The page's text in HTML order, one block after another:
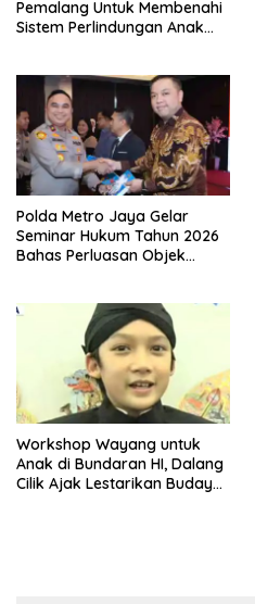
Pemalang Untuk Membenahi
Sistem Perlindungan Anak
Polda Metro Jaya Gelar
Seminar Hukum Tahun 2026
Bahas Perluasan Objek
Workshop Wayang untuk
Anak di Bundaran HI, Dalang
Cilik Ajak Lestarikan Budaya